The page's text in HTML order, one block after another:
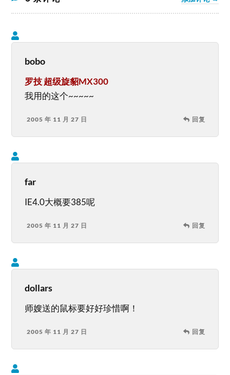
bobo
罗技 超级旋貂MX300
我用的这个~~~~~
2005 年 11 月 27 日 回复
far
IE4.0大概要385呢
2005 年 11 月 27 日 回复
dollars
师嫂送的鼠标要好好珍惜啊！
2005 年 11 月 27 日 回复